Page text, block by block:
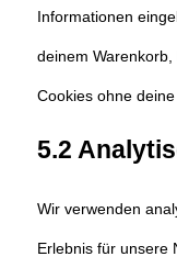
Informationen
deinem
Cookies ohne
5.2
Wir verwenden
Erlebnis für unsere